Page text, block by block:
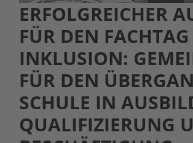
ERFOLGREICHER
FÜR DEN FACHTAG
INKLUSION:
FÜR DEN
SCHULE IN
QUALIFIZIERUNG